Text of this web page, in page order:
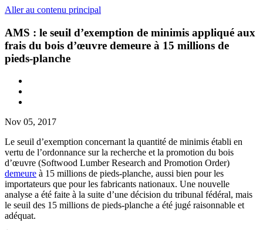
Aller au contenu principal
AMS : le seuil d’exemption de minimis appliqué aux
frais du bois d’œuvre demeure à 15 millions de
pieds-planche
Nov 05, 2017
Le seuil d’exemption concernant la quantité de minimis établi en
vertu de l’ordonnance sur la recherche et la promotion du bois
d’œuvre (Softwood Lumber Research and Promotion Order)
demeure à 15 millions de pieds-planche, aussi bien pour les
importateurs que pour les fabricants nationaux. Une nouvelle
analyse a été faite à la suite d’une décision du tribunal fédéral, mais
le seuil des 15 millions de pieds-planche a été jugé raisonnable et
adéquat.